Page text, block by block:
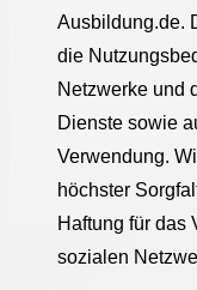
Ausbildung.de.
die
Netzwerke und
Dienste sowie
Verwendung.
höchster
Haftung für das
sozialen